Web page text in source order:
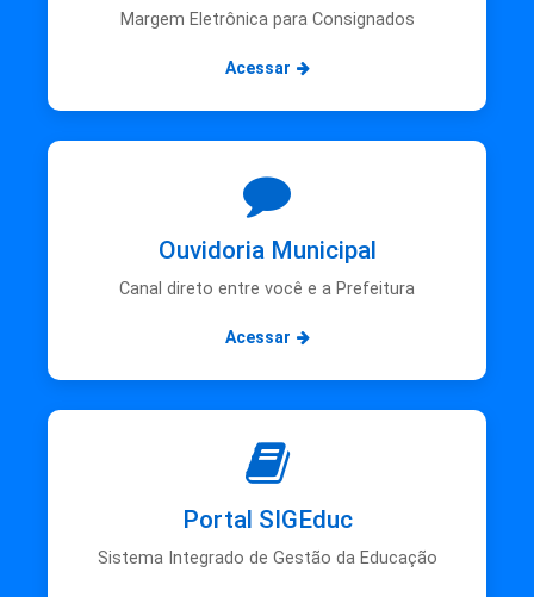
Margem Eletrônica para Consignados
Acessar
Ouvidoria Municipal
Canal direto entre você e a Prefeitura
Acessar
Portal SIGEduc
Sistema Integrado de Gestão da Educação